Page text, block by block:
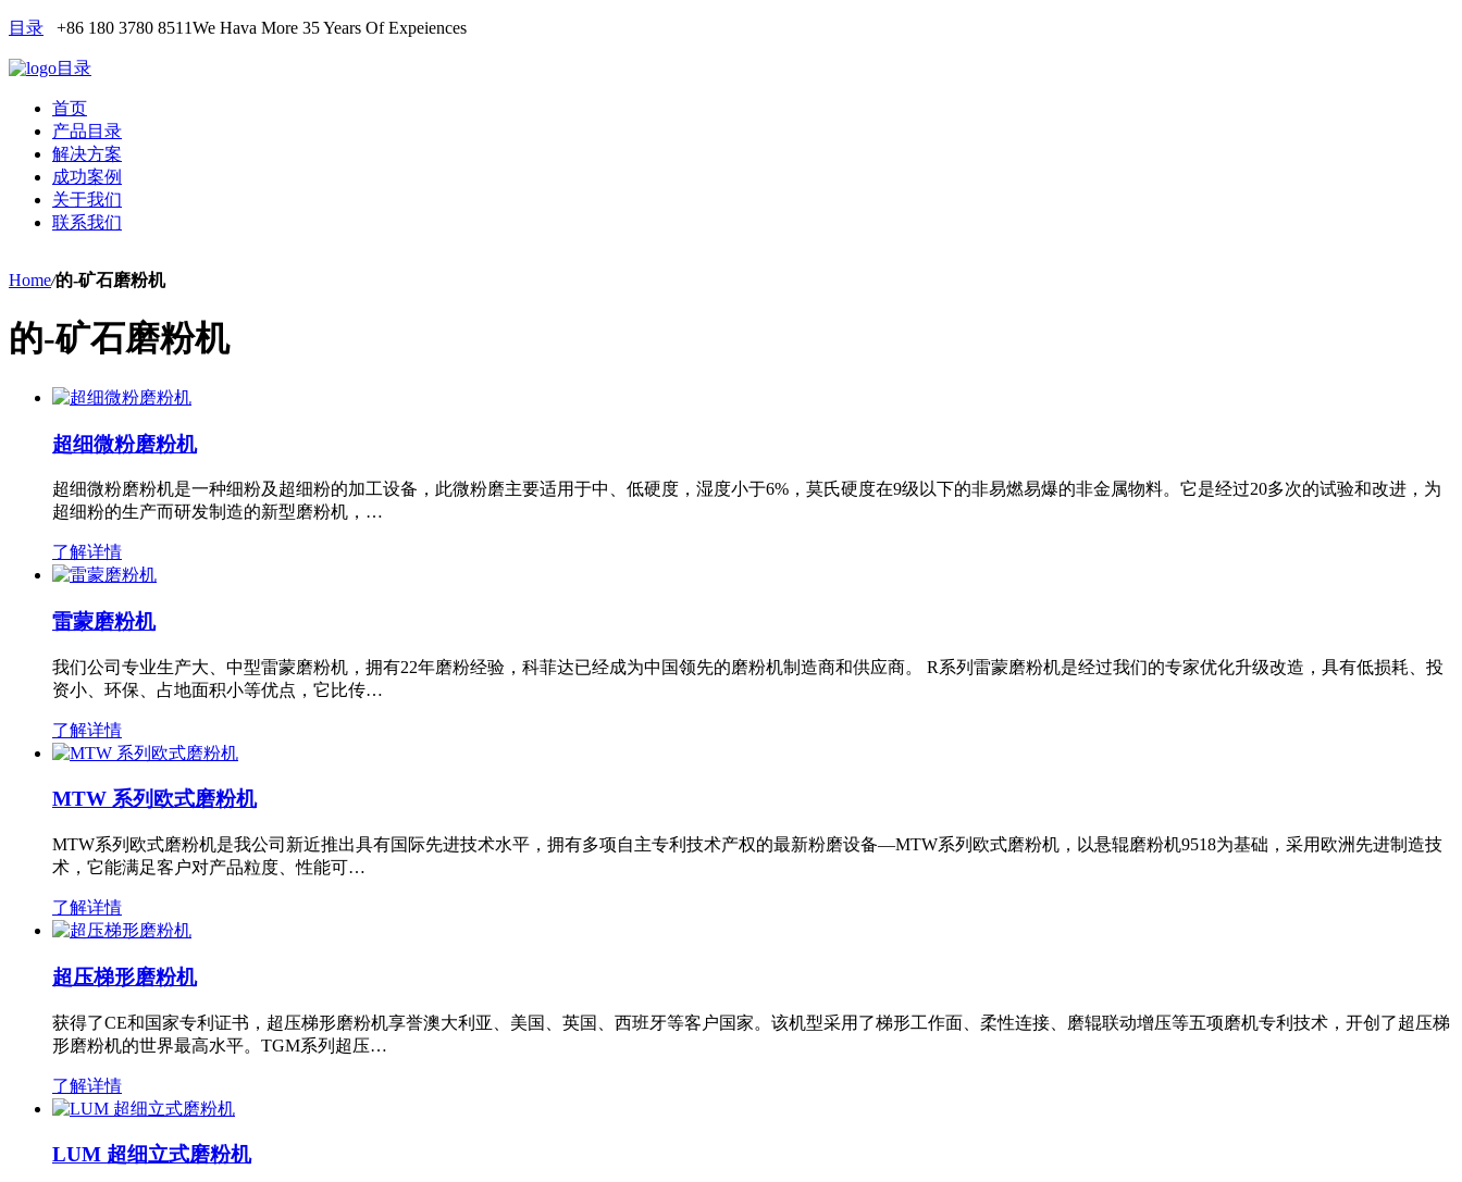
目录 +86 180 3780 8511We Hava More 35 Years Of Expeiences
目录
首页
产品目录
解决方案
成功案例
关于我们
联系我们
Home/的-矿石磨粉机
的-矿石磨粉机
超细微粉磨粉机
超细微粉磨粉机是一种细粉及超细粉的加工设备，此微粉磨主要适用于中、低硬度，湿度小于6%，莫氏硬度在9级以下的非易燃易爆的非金属物料。它是经过20多次的试验和改进，为
超细粉的生产而研发制造的新型磨粉机，…
了解详情
雷蒙磨粉机
我们公司专业生产大、中型雷蒙磨粉机，拥有22年磨粉经验，科菲达已经成为中国领先的磨粉机制造商和供应商。 R系列雷蒙磨粉机是经过我们的专家优化升级改造，具有低损耗、投
资小、环保、占地面积小等优点，它比传…
了解详情
MTW 系列欧式磨粉机
MTW系列欧式磨粉机是我公司新近推出具有国际先进技术水平，拥有多项自主专利技术产权的最新粉磨设备—MTW系列欧式磨粉机，以悬辊磨粉机9518为基础，采用欧洲先进制造技
术，它能满足客户对产品粒度、性能可…
了解详情
超压梯形磨粉机
获得了CE和国家专利证书，超压梯形磨粉机享誉澳大利亚、美国、英国、西班牙等客户国家。该机型采用了梯形工作面、柔性连接、磨辊联动增压等五项磨机专利技术，开创了超压梯
形磨粉机的世界最高水平。TGM系列超压…
了解详情
LUM 超细立式磨粉机